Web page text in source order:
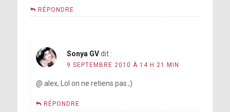
RÉPONDRE
Sonya GV dit :
9 SEPTEMBRE 2010 À 14 H 21 MIN
@ alex, Lol on ne retiens pas ;)
RÉPONDRE